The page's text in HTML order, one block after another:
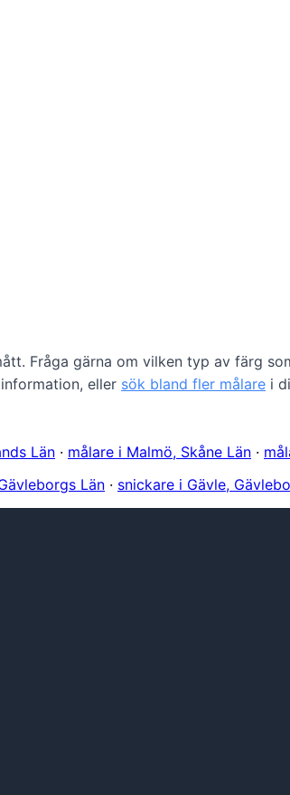
Fråga gärna om vilken typ av färg
eller sök bland fler målare i
Län · målare i Malmö, Skåne Län ·
Län · snickare i Gävle,